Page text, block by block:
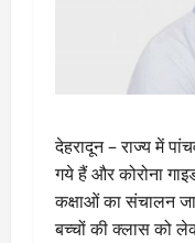
देहरादून – राज्य में
गये हैं और कोरोना
कक्षाओं का संचालन
बच्चों की क्लास को